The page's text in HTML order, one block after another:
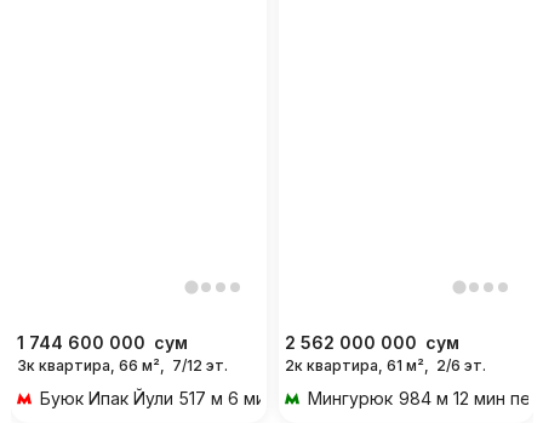
1 744 600 000 сум
3к квартира, 66 м², 7/12 эт.
Буюк Ипак Йули 517 м 6 мин пешком
2 562 000 000 сум
2к квартира, 61 м², 2/6 эт.
Мингурюк 984 м 12 мин